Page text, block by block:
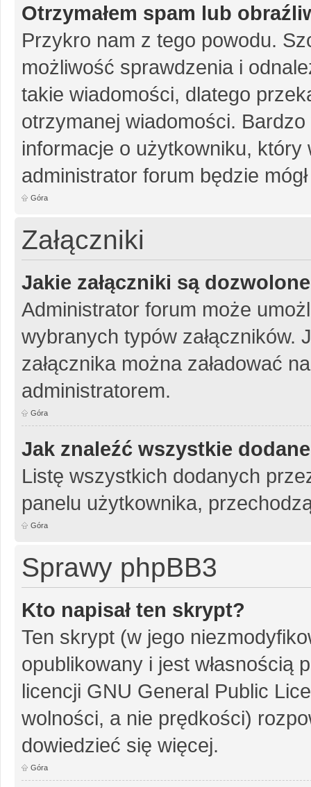
Otrzymałem spam lub
Przykro nam z tego powodu.
możliwość sprawdzenia i
takie wiadomości, dlatego
otrzymanej wiadomości.
informacje o użytkowniku, który
administrator forum będzie
Góra
Załączniki
Jakie załączniki są
Administrator forum może
wybranych typów załączników.
załącznika można załadować
administratorem.
Góra
Jak znaleźć wszystkie
Listę wszystkich dodanych
panelu użytkownika,
Góra
Sprawy phpBB3
Kto napisał ten skrypt?
Ten skrypt (w jego
opublikowany i jest własnością
licencji GNU General Public
wolności, a nie prędkości)
dowiedzieć się więcej.
Góra